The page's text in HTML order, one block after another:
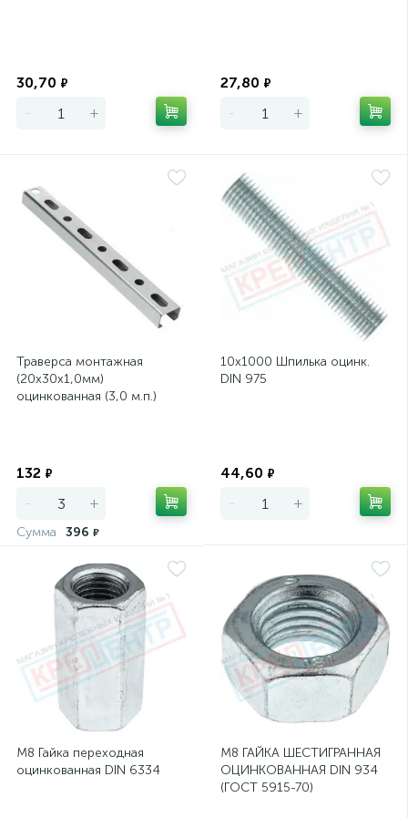
30,70 ₽
- +
27,80 ₽
- +
Траверса монтажная
(20х30х1,0мм)
оцинкованная (3,0 м.п.)
132 ₽
- +
Сумма 396 ₽
10х1000 Шпилька оцинк.
DIN 975
44,60 ₽
- +
М8 Гайка переходная
оцинкованная DIN 6334
М8 ГАЙКА ШЕСТИГРАННАЯ
ОЦИНКОВАННАЯ DIN 934
(ГОСТ 5915-70)